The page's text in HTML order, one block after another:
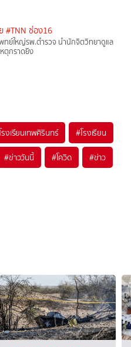
#TNN ช่อง16
ทย์ใหญ่รพ.ตำรวจ นำนักจิตวิทยาดูแล
ตุกราดยิง
รงเรียนเทพศิรินทร์ #โรงเรียน
#ข่าววันนี้ #โควิด #ข่าว